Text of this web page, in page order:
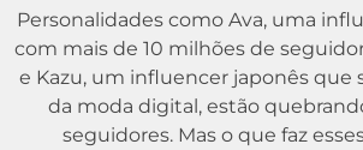
Personalidades como Ava, uma
com mais de 10 milhões de
e Kazu, um influencer japonês que
da moda digital, estão
seguidores. Mas o que faz